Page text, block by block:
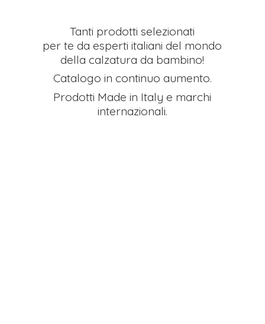
Tanti prodotti selezionati
per te da esperti italiani del mondo
della calzatura da bambino!
Catalogo in continuo aumento.
Prodotti Made in Italy e marchi
internazionali.